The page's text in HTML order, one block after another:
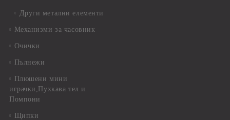
Други метални елементи
Механизми за часовник
Очички
Пълнежи
Плюшени мини
играчки,Пухкава тел и
Помпони
Щипки